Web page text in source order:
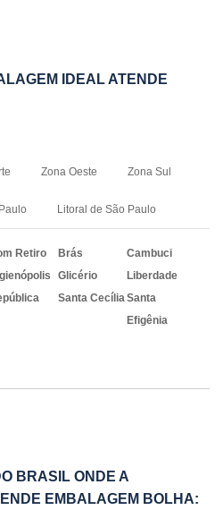
IDEAL ATENDE
Zona Oeste Zona Sul
Litoral de São Paulo
Retiro Brás
Cambuci
Glicério
Liberdade
Santa CecíliaSanta
Efigênia
BRASIL ONDE A
EMBALAGEM BOLHA: